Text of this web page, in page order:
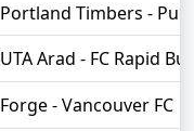
Portland Timbers -
UTA Arad - FC Rapid
Forge - Vancouver FC